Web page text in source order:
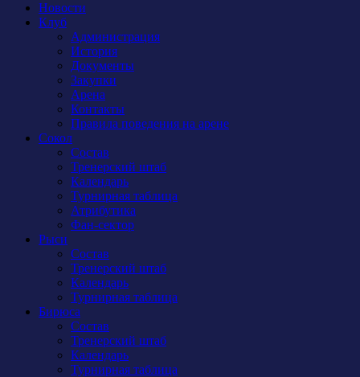
Новости
Клуб
Администрация
История
Документы
Закупки
Арена
Контакты
Правила поведения на арене
Сокол
Состав
Тренерский штаб
Календарь
Турнирная таблица
Атрибутика
Фан-сектор
Рыси
Состав
Тренерский штаб
Календарь
Турнирная таблица
Бирюса
Состав
Тренерский штаб
Календарь
Турнирная таблица